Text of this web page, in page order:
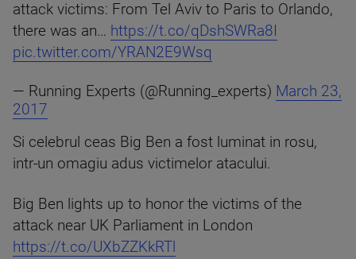
attack victims: From Tel Aviv to Paris to Orlando,
there was an… https://t.co/qDshSWRa8I
pic.twitter.com/YRAN2E9Wsq
— Running Experts (@Running_experts) March 23,
2017
Si celebrul ceas Big Ben a fost luminat in rosu,
intr-un omagiu adus victimelor atacului.
Big Ben lights up to honor the victims of the
attack near UK Parliament in London
https://t.co/UXbZZKkRTl